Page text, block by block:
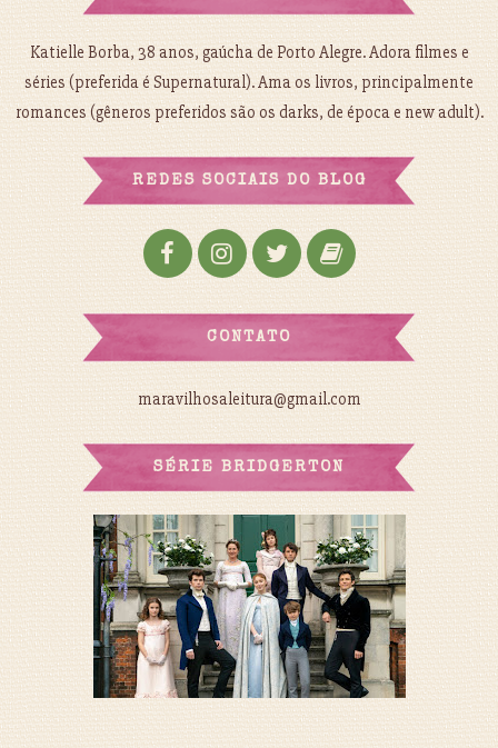
Katielle Borba, 38 anos, gaúcha de Porto Alegre. Adora filmes e
séries (preferida é Supernatural). Ama os livros, principalmente
romances (gêneros preferidos são os darks, de época e new adult).
REDES SOCIAIS DO BLOG
CONTATO
maravilhosaleitura@gmail.com
SÉRIE BRIDGERTON